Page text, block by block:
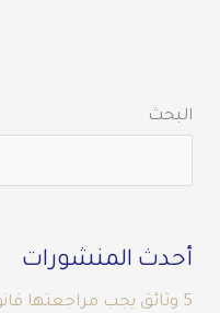
البحث
أحدث المنشورات
5 وثائق يجب مراجعتها قانونياً قبل شراء عقار تجاري.